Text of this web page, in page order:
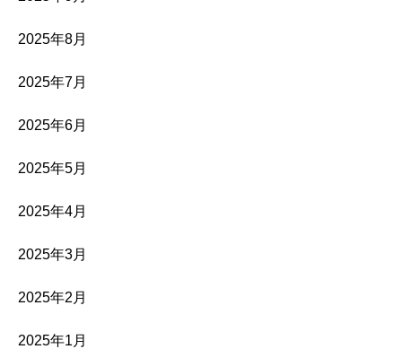
2025年8月
2025年7月
2025年6月
2025年5月
2025年4月
2025年3月
2025年2月
2025年1月